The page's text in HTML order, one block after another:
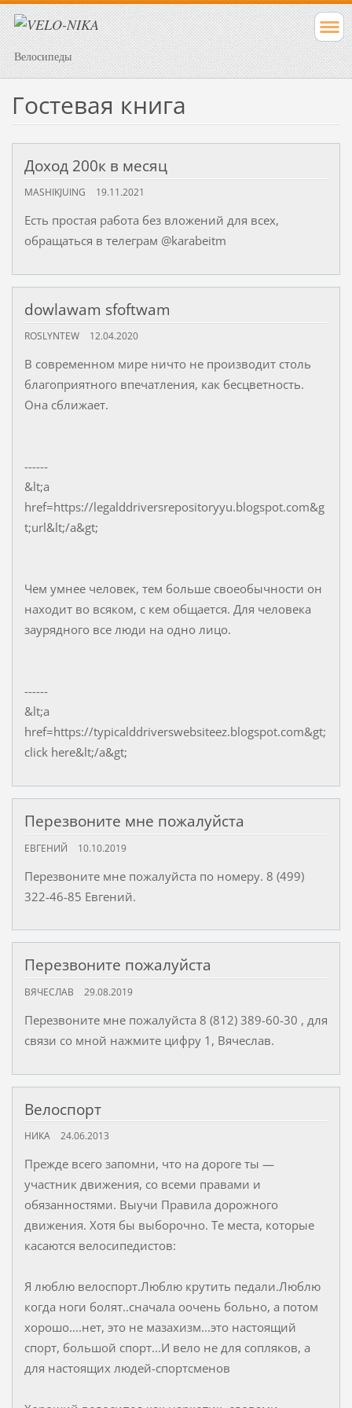
Велосипеды
Гостевая книга
Доход 200к в месяц
MASHIKJUING 19.11.2021
Есть простая работа без вложений для всех,
обращаться в телеграм @karabeitm
dowlawam sfoftwam
ROSLYNTEW 12.04.2020
В современном мире ничто не производит столь
благоприятного впечатления, как бесцветность.
Она сближает.
------
&lt;a
href=https://legalddriversrepositoryyu.blogspot.com&g
t;url&lt;/a&gt;
Чем умнее человек, тем больше своеобычности он
находит во всяком, с кем общается. Для человека
заурядного все люди на одно лицо.
------
&lt;a
href=https://typicalddriverswebsiteez.blogspot.com&gt;
click here&lt;/a&gt;
Перезвоните мне пожалуйста
ЕВГЕНИЙ 10.10.2019
Перезвоните мне пожалуйста по номеру. 8 (499)
322-46-85 Евгений.
Перезвоните пожалуйста
ВЯЧЕСЛАВ 29.08.2019
Перезвоните мне пожалуйста 8 (812) 389-60-30 , для
связи со мной нажмите цифру 1, Вячеслав.
Велоспорт
НИКА 24.06.2013
Прежде всего запомни, что на дороге ты —
участник движения, со всеми правами и
обязанностями. Выучи Правила дорожного
движения. Хотя бы выборочно. Те места, которые
касаются велосипедистов:
Я люблю велоспорт.Люблю крутить педали.Люблю
когда ноги болят..сначала оочень больно, а потом
хорошо....нет, это не мазахизм...это настоящий
спорт, большой спорт...И вело не для сопляков, а
для настоящих людей-спортсменов